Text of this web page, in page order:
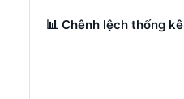
📊 Chênh lệch thống kê